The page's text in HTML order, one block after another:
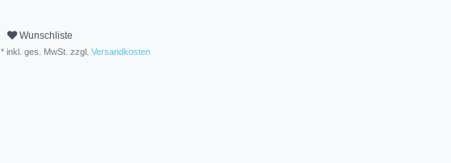
Wunschliste
* inkl. ges. MwSt. zzgl. Versandkosten